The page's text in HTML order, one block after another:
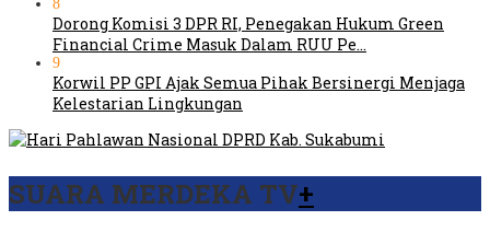
8
Dorong Komisi 3 DPR RI, Penegakan Hukum Green
Financial Crime Masuk Dalam RUU Pe…
9
Korwil PP GPI Ajak Semua Pihak Bersinergi Menjaga
Kelestarian Lingkungan
SUARA MERDEKA TV+